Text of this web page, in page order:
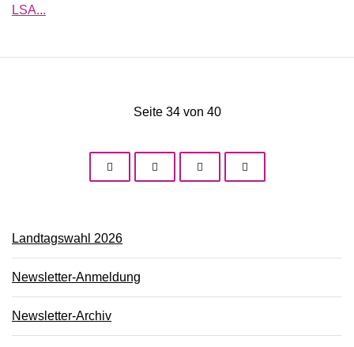
LSA...
Seite 34 von 40
Landtagswahl 2026
Newsletter-Anmeldung
Newsletter-Archiv